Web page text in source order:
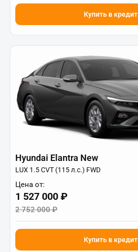
Купить в кредит
Hyundai Elantra New
LUX 1.5 CVT (115 л.с.) FWD
Цена от:
1 527 000 ₽
2 752 000 ₽
Купить в кредит